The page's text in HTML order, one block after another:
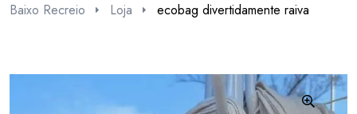
Baixo Recreio Loja ecobag divertidamente raiva